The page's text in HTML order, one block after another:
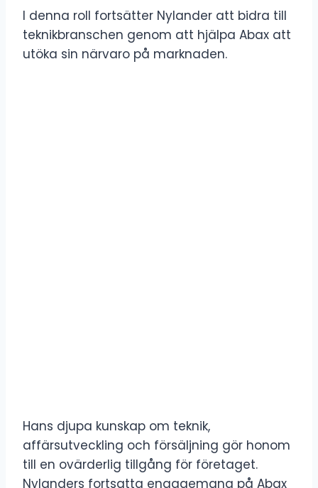
I denna roll fortsätter Nylander att bidra till
teknikbranschen genom att hjälpa Abax att
utöka sin närvaro på marknaden.
Hans djupa kunskap om teknik,
affärsutveckling och försäljning gör honom
till en ovärderlig tillgång för företaget.
Nylanders fortsatta engagemang på Abax